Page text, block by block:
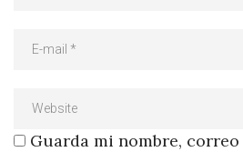
Guarda mi nombre,